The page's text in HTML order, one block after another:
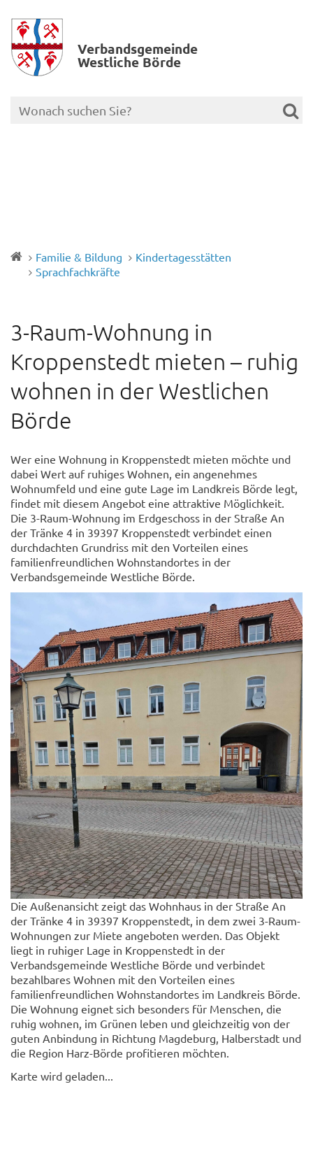
Verbands­gemeinde
Westliche Börde
Familie & Bildung
Kindertagesstätten
Sprachfachkräfte
3-Raum-Wohnung in
Kroppenstedt mieten – ruhig
wohnen in der Westlichen
Börde
Wer eine Wohnung in Kroppenstedt mieten möchte und
dabei Wert auf ruhiges Wohnen, ein angenehmes
Wohnumfeld und eine gute Lage im Landkreis Börde legt,
findet mit diesem Angebot eine attraktive Möglichkeit.
Die 3-Raum-Wohnung im Erdgeschoss in der Straße An
der Tränke 4 in 39397 Kroppenstedt verbindet einen
durchdachten Grundriss mit den Vorteilen eines
familienfreundlichen Wohnstandortes in der
Verbandsgemeinde Westliche Börde.
Die Außenansicht zeigt das Wohnhaus in der Straße An
der Tränke 4 in 39397 Kroppenstedt, in dem zwei 3-Raum-
Wohnungen zur Miete angeboten werden. Das Objekt
liegt in ruhiger Lage in Kroppenstedt in der
Verbandsgemeinde Westliche Börde und verbindet
bezahlbares Wohnen mit den Vorteilen eines
familienfreundlichen Wohnstandortes im Landkreis Börde.
Die Wohnung eignet sich besonders für Menschen, die
ruhig wohnen, im Grünen leben und gleichzeitig von der
guten Anbindung in Richtung Magdeburg, Halberstadt und
die Region Harz-Börde profitieren möchten.
Karte wird geladen...